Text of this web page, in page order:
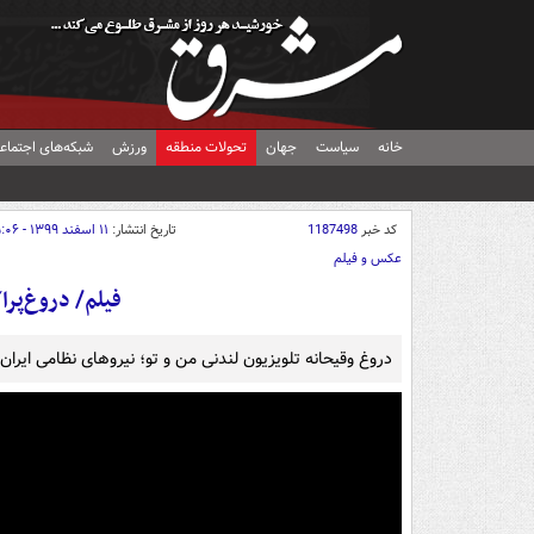
خانه سیاست جهان تحولات منطقه ورزش شبکه‌های
کد خبر1187498 تاریخ انتشار: ۱۱ اسفند ۱۳۹۹ - ۱۵:۰۶
عکس و فیلم
فیلم/
دروغ وقیحانه تلویزیون لندنی من و تو؛ نیروهای نظامی